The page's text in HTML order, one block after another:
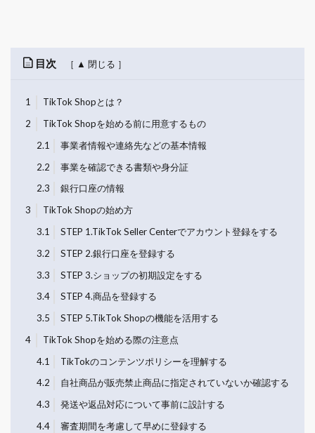
目次
1
TikTok Shopとは？
2
TikTok Shopを始める前に用意するもの
2.1
事業者情報や連絡先などの基本情報
2.2
事業を確認できる書類や身分証
2.3
銀行口座の情報
3
TikTok Shopの始め方
3.1
STEP 1.TikTok Seller Centerでアカウント登録をする
3.2
STEP 2.銀行口座を登録する
3.3
STEP 3.ショップの初期設定をする
3.4
STEP 4.商品を登録する
3.5
STEP 5.TikTok Shopの機能を活用する
4
TikTok Shopを始める際の注意点
4.1
TikTokのコンテンツポリシーを理解する
4.2
自社商品が販売禁止商品に指定されていないか確認する
4.3
発送や返品対応について事前に設計する
4.4
審査期間を考慮して早めに登録する